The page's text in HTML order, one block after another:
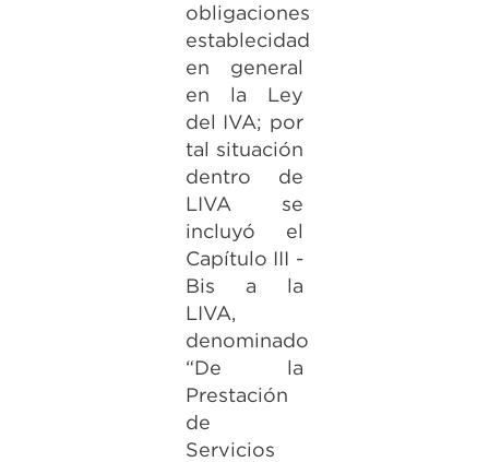
obligaciones
establecidad
en general
en la Ley
del IVA; por
tal situación
dentro de
LIVA se
incluyó el
Capítulo III -
Bis a la
LIVA,
denominado
“De la
Prestación
de
Servicios